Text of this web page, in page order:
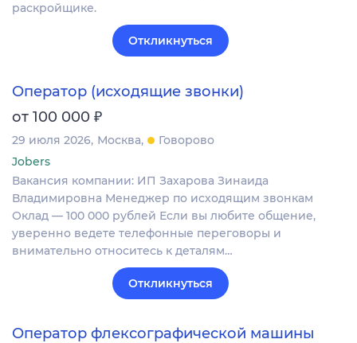
раскройщике.
Откликнуться
Оператор (исходящие звонки)
от 100 000 ₽
29 июля 2026 Москва
Говорово
Jobers
Вакансия компании: ИП Захарова Зинаида
Владимировна Менеджер по исходящим звонкам
Оклад — 100 000 рублей Если вы любите общение,
уверенно ведете телефонные переговоры и
внимательно относитесь к деталям…
Откликнуться
Оператор флексографической машины